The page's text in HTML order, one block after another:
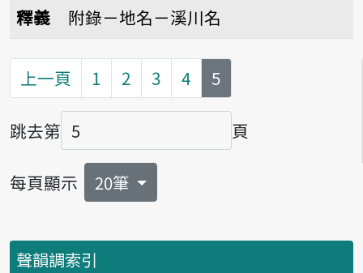
釋義
附錄－地名－溪川名
上一頁 1 2 3 4 第
5
跳去第
頁碼
頁
每頁顯示 20筆
聲韻調索引